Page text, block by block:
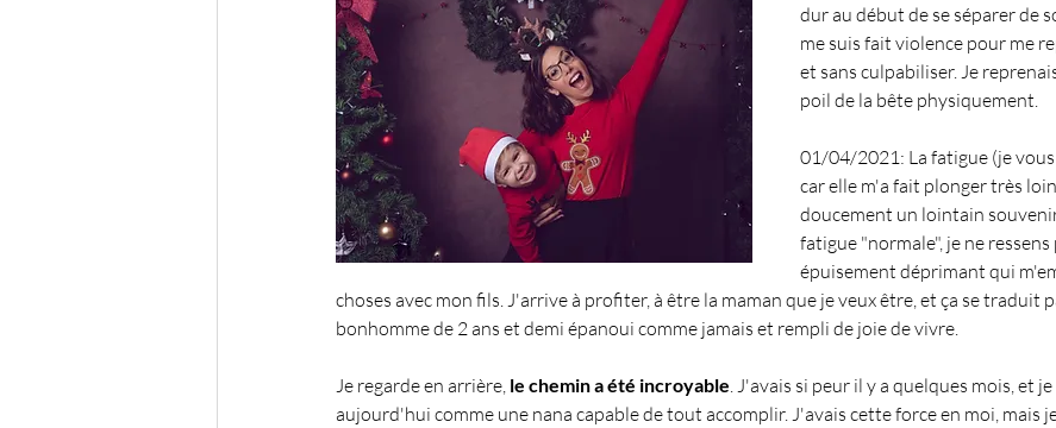
dur au début de se séparer de
me suis fait violence pour me
et sans culpabiliser. Je
poil de la bête physiquement.
01/04/2021: La fatigue (je
car elle m'a fait plonger très
doucement un lointain
fatigue "normale", je ne ressens
épuisement déprimant qui
choses avec mon fils. J'arrive à profiter, à être la maman que je veux être, et ça se traduit
bonhomme de 2 ans et demi épanoui comme jamais et rempli de joie de vivre.
Je regarde en arrière, le chemin a été incroyable . J'avais si peur il y a quelques mois, et
aujourd'hui comme une nana capable de tout accomplir. J'avais cette force en moi, mais je